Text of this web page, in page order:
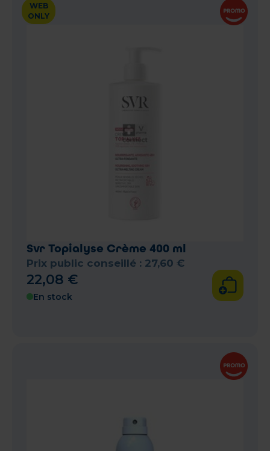
WEB
ONLY
Svr Topialyse Crème 400 ml
Prix public conseillé : 27,60 €
22,08 €
En stock